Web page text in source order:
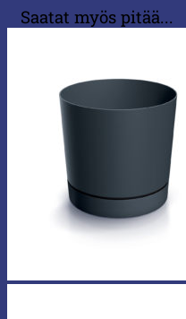
Saatat myös pitää...